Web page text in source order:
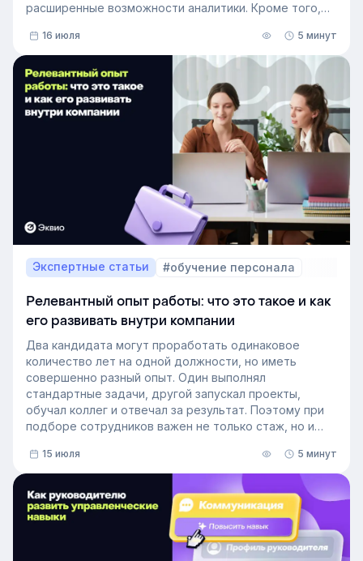
расширенные возможности аналитики. Кроме того,
он охватывает и материалы из раздела «Проводник».
16 июля 5 минут
Экспертные статьи #обучение персонала
Релевантный опыт работы: что это такое и как
его развивать внутри компании
Два кандидата могут проработать одинаковое
количество лет на одной должности, но иметь
совершенно разный опыт. Один выполнял
стандартные задачи, другой запускал проекты,
обучал коллег и отвечал за результат. Поэтому при
подборе сотрудников важен не только стаж, но и
В этой статье разберём, релевантный опыт работы
— что это на практике, как оценивать его при найме
и внутренних переводах, почему не всегда стоит
искать полностью готовых специалистов и как
развивать нужные компетенции внутри компании.
15 июля 5 минут